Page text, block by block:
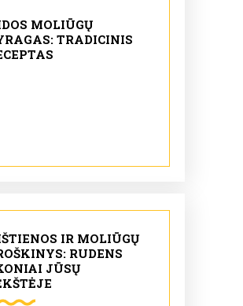
MOLIŪGŲ
TRADICINIS
IR MOLIŪGŲ
RUDENS
JŪSŲ